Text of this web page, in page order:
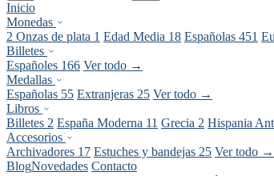
Inicio
Monedas
2 Onzas de plata 1 Edad Media 18 Españolas 451
Billetes
Españoles 166 Ver todo →
Medallas
Españolas 55 Extranjeras 25 Ver todo →
Libros
Billetes 2 España Moderna 11 Grecia 2 Hispania
Accesorios
Archivadores 17 Estuches y bandejas 25 Ver todo →
BlogNovedades Contacto